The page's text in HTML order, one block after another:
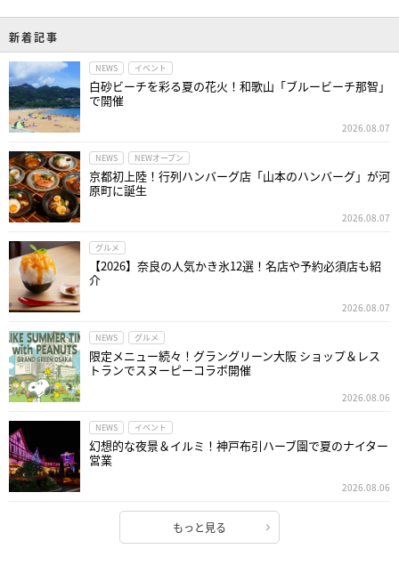
新着記事
NEWS イベント
白砂ビーチを彩る夏の花火！和歌山「ブルービーチ那智」
で開催
2026.08.07
NEWS NEWオープン
京都初上陸！行列ハンバーグ店「山本のハンバーグ」が河
原町に誕生
2026.08.07
グルメ
【2026】奈良の人気かき氷12選！名店や予約必須店も紹
介
2026.08.07
NEWS グルメ
限定メニュー続々！グラングリーン大阪 ショップ＆レス
トランでスヌーピーコラボ開催
2026.08.06
NEWS イベント
幻想的な夜景＆イルミ！神戸布引ハーブ園で夏のナイター
営業
2026.08.06
もっと見る